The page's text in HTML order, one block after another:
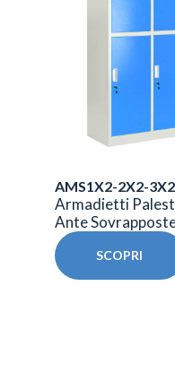
AMS1X2-2X2-3X2
Armadietti
Ante
SCOPRI